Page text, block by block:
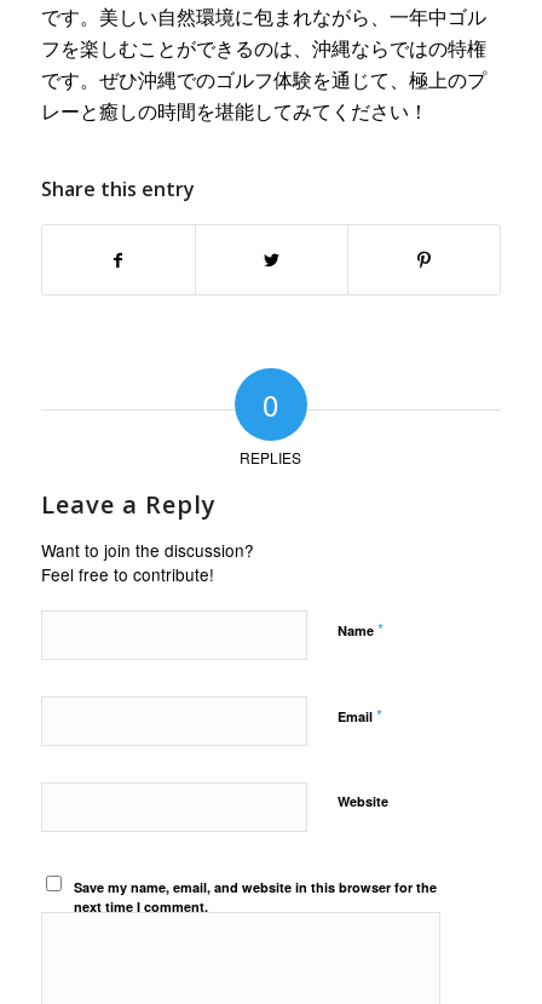
です。美しい自然環境に包まれながら、一年中ゴル
フを楽しむことができるのは、沖縄ならではの特権
です。ぜひ沖縄でのゴルフ体験を通じて、極上のプ
レーと癒しの時間を堪能してみてください！
Share this entry
0
REPLIES
Leave a Reply
Want to join the discussion?
Feel free to contribute!
Name *
Email *
Website
Save my name, email, and website in this browser for the
next time I comment.